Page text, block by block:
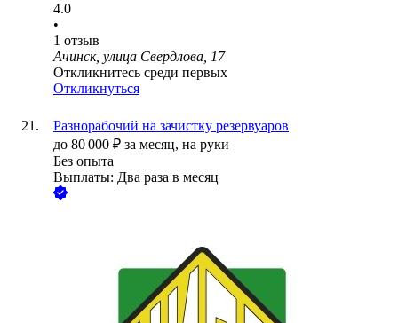
4.0
•
1 отзыв
Ачинск, улица Свердлова, 17
Откликнитесь среди первых
Откликнуться
Разнорабочий на зачистку резервуаров
до 80 000 ₽ за месяц, на руки
Без опыта
Выплаты: Два раза в месяц